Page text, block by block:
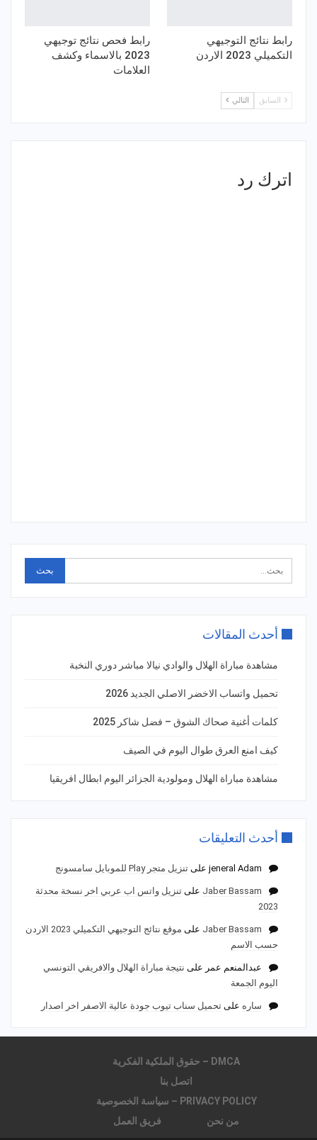
رابط نتائج التوجيهي
التكميلي 2023 الاردن
رابط فحص نتائج توجيهي
2023 بالاسماء وكشف
العلامات
السابق التالي
اترك رد
أحدث المقالات
مشاهدة مباراة الهلال والوادي نيالا مباشر دوري النخبة
تحميل واتساب الاخضر الاصلي الجديد 2026
كلمات أغنية صحاك الشوق – فضل شاكر 2025
كيف امنع العرق طوال اليوم في الصيف
مشاهدة مباراة الهلال ومولودية الجزائر اليوم ابطال افريقيا
أحدث التعليقات
jeneral Adam على تنزيل متجر Play للموبايل سامسونج
Jaber Bassam على تنزيل واتس اب عربي اخر نسخة محدثة
2023
Jaber Bassam على
موقع نتائج التوجيهي التكميلي 2023 الاردن
حسب الاسم
عبدالمنعم عمر على نتيجة مباراة الهلال والافريقي التونسي
اليوم الجمعة
ساره على تحميل سناب تيوب جودة عالية الاصفر اخر اصدار
DMCA – حقوق الملكية الفكرية
اتصل بنا
PRIVACY POLICY – سياسة الخصوصية
من نحن
فريق العمل